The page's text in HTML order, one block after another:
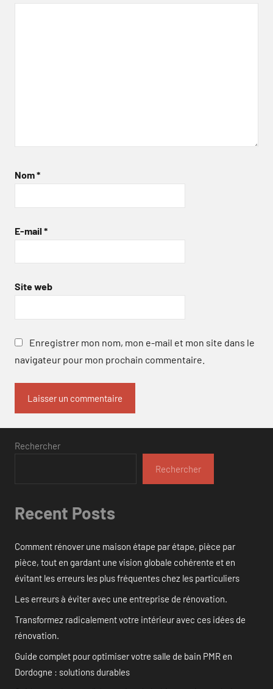
Nom*
E-mail *
Site web
Enregistrer mon nom, mon e-mail et mon site dans le
navigateur pour mon prochain commentaire.
Rechercher
Rechercher
Recent Posts
Comment rénover une maison étape par étape, pièce par
pièce, tout en gardant une vision globale cohérente et en
évitant les erreurs les plus fréquentes chez les particuliers
Les erreurs à éviter avec une entreprise de rénovation.
Transformez radicalement votre intérieur avec ces idées de
rénovation.
Guide complet pour optimiser votre salle de bain PMR en
Dordogne : solutions durables